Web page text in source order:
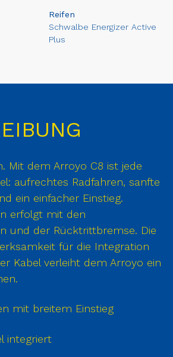
Reifen
Schwalbe Energizer Active
Plus
Mit dem Arroyo C8 ist jede
aufrechtes Radfahren, sanfte
ein einfacher Einstieg.
erfolgt mit den
und der Rücktrittbremse. Die
für die Integration
Kabel verleiht dem Arroyo ein
mit breitem Einstieg
integriert